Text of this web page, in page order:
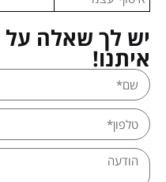
יש לך שאלה על
איתנו!